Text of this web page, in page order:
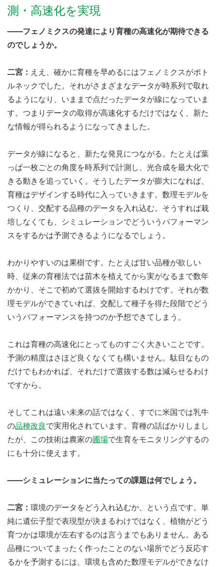
測・高速化を実現
――フェノミクスの発達により育種の高速化が期待できる
のでしょうか。
二宮： ええ、確かに育種を早めるにはフェノミクスがボト
ルネックでした。それがさまざまなデータが時系列で取れ
るようになり、いままで点だったデータが線になっていま
す。つまりデータの取得が高速化するだけではなく、新た
な情報が得られるようになってきました。
データが線になると、新たな発見につながる。たとえば葉
っぱ一枚ごとの角度を時系列で計測し、光合成を最大化で
きる動きを追っていく。そうしたデータが膨大になれば、
育種はデザインする時代に入っていきます。数理モデルを
つくり、交配する品種のデータを入れ込む。そうすれば栽
培しなくても、シミュレーションでどういうパフォーマン
スをするかは予測できるようになるでしょう。
わかりやすいのは果樹です。たとえば甘い品種が欲しい
時、従来の育種法では苗木を植えてから実がなるまで数年
かかり、そこで初めて選抜を開始するわけです。それが数
理モデルができていれば、交配して種子を得た段階でどう
いうパフォーマンスを持つのか予想できてしまう。
これは育種の高速化にとってものすごく大きいことです。
予測の精度はさほど良くなくても構いません。駄目なもの
だけでもわかれば、それだけで選抜する数は減らせるわけ
ですから。
そしてこれは遠い未来の話ではなく、すでに米国では乳牛
の品種改良 で実用化されています。育種の話ばかりしまし
たが、この技術は農家の圃場で生育をモニタリングするの
にも十分に使えます。
――シミュレーションに当たっての課題は何でしょう。
二宮： 環境のデータをどう入れ込むか、という点です。単
純に遺伝子型で表現型が決まるわけではなく、植物がどう
育つかは環境が左右するのは言うまでもありません。ある
品種についてまったく作ったことのない場所でどう反応す
るかを予測するには、環境も含めた数理モデルができなけ